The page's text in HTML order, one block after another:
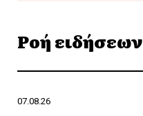
Ροή ειδήσεων
07.08.26